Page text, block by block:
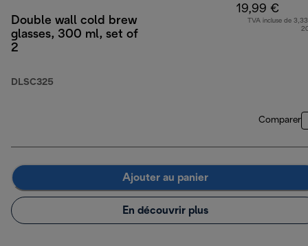
Double wall cold brew
glasses, 300 ml, set of
2
DLSC325
19,99 €
TVA incluse de
Comparer
Ajouter au panier
En découvrir plus